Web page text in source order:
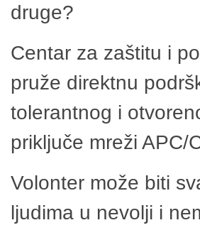
druge?
Centar za zaštitu i
pruže direktnu
tolerantnog i
priključe mreži APC/
Volonter može biti
ljudima u nevolji i